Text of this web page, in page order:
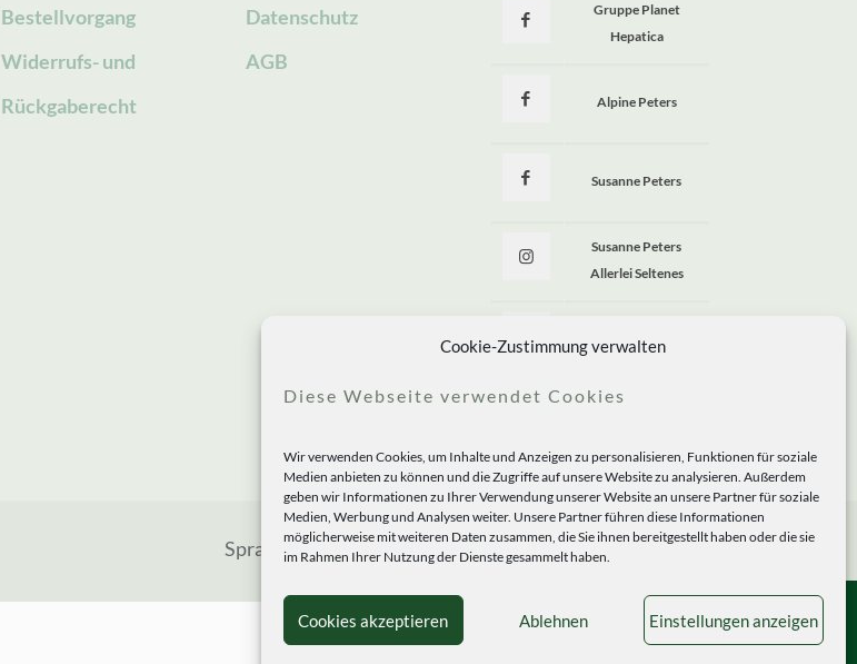
Cookie-Zustimmung verwalten
Diese Webseite verwendet Cookies
Wir verwenden Cookies, um Inhalte und Anzeigen zu personalisieren, Funktionen für soziale
Medien anbieten zu können und die Zugriffe auf unsere Website zu analysieren. Außerdem
geben wir Informationen zu Ihrer Verwendung unserer Website an unsere Partner für soziale
Medien, Werbung und Analysen weiter. Unsere Partner führen diese Informationen
möglicherweise mit weiteren Daten zusammen, die Sie ihnen bereitgestellt haben oder die sie
im Rahmen Ihrer Nutzung der Dienste gesammelt haben.
Cookies akzeptieren Ablehnen Einstellungen anzeigen
Bestellvorgang
Widerrufs- und
Rückgaberecht
Datenschutz
AGB
Gruppe Planet
Hepatica
Alpine Peters
Susanne Peters
Susanne Peters
Allerlei Seltenes
Allerlei Seltenes
Sprachen